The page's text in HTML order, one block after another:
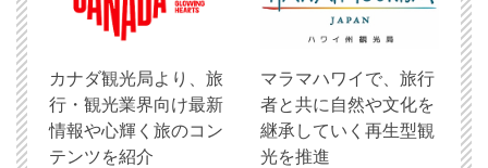
​カナダ観光局より、旅
行・観光業界向け最新
情報や心輝く旅のコン
テンツを紹介
マラマハワイで、旅行
者と共に自然や文化を
継承していく再生型観
光を推進